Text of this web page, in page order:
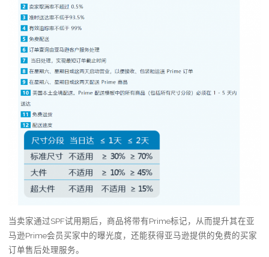
当卖家通过SPF试用期后，商品将带有Prime标记，从而提升其在亚
马逊Prime会员买家中的曝光度，还能获得亚马逊提供的免费的买家
订单售后处理服务。